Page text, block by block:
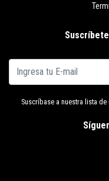
Suscríbase a nuestra lista